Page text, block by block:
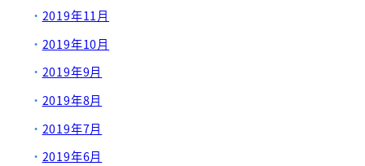
2019年11月
2019年10月
2019年9月
2019年8月
2019年7月
2019年6月